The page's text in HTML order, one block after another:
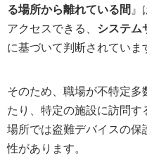
る場所から離れている間』
アクセスできる、 システム
に基づいて判断されていま
そのため、職場が不特定
たり、特定の施設に訪問
場所では盗難デバイスの
性があります。